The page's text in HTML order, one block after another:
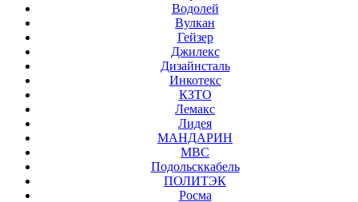
Водолей
Вулкан
Гейзер
Джилекс
Дизайнсталь
Инкотекс
КЗТО
Лемакс
Лидея
МАНДАРИН
МВС
Подольсккабель
ПОЛИТЭК
Росма